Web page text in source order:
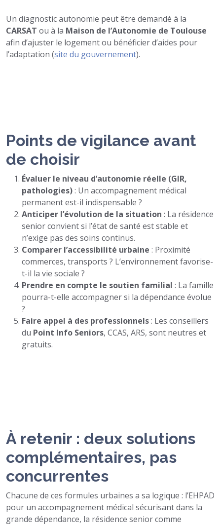
Un diagnostic autonomie peut être demandé à la
CARSAT ou à la Maison de l’Autonomie de Toulouse
afin d’ajuster le logement ou bénéficier d’aides pour
l’adaptation (site du gouvernement).
Points de vigilance avant
de choisir
Évaluer le niveau d’autonomie réelle (GIR,
pathologies): Un accompagnement médical
permanent est-il indispensable ?
Anticiper l’évolution de la situation : La résidence
senior convient si l’état de santé est stable et
n’exige pas des soins continus.
Comparer l’accessibilité urbaine : Proximité
commerces, transports ? L’environnement favorise-
t-il la vie sociale ?
Prendre en compte le soutien familial : La famille
pourra-t-elle accompagner si la dépendance évolue
?
Faire appel à des professionnels: Les conseillers
du Point Info Seniors, CCAS, ARS, sont neutres et
gratuits.
À retenir : deux solutions
complémentaires, pas
concurrentes
Chacune de ces formules urbaines a sa logique : l’EHPAD
pour un accompagnement médical sécurisant dans la
grande dépendance, la résidence senior comme